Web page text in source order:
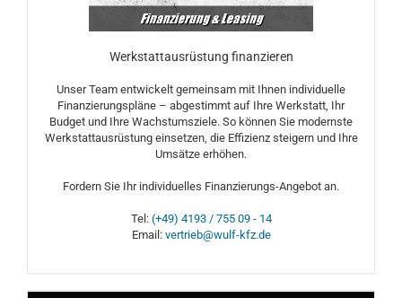
Werkstattausrüstung finanzieren
Unser Team entwickelt gemeinsam mit Ihnen individuelle
Finanzierungspläne – abgestimmt auf Ihre Werkstatt, Ihr
Budget und Ihre Wachstumsziele. So können Sie modernste
Werkstattausrüstung einsetzen, die Effizienz steigern und Ihre
Umsätze erhöhen.
Fordern Sie Ihr individuelles Finanzierungs-Angebot an.
Tel: (+49) 4193 / 755 09 - 14
Email: vertrieb@wulf-kfz.de